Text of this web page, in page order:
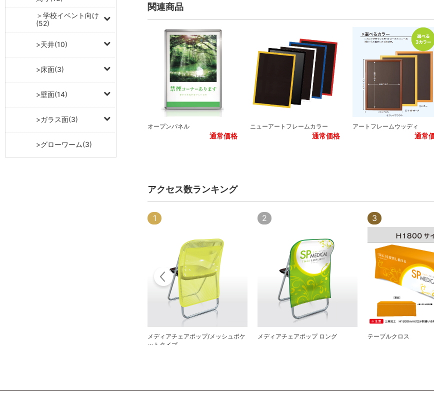
＞学校イベント向け
(52)
>天井(10)
>床面(3)
>壁面(14)
>ガラス面(3)
>グローワーム(3)
関連商品
オープンパネル
通常価格
ニューアートフレームカラー
通常価格
アートフレームウッディ
通常
アクセス数ランキング
1
メディアチェアポップ/メッシュポケ
ットタイプ
2
メディアチェアポップ ロング
3
テーブルクロス